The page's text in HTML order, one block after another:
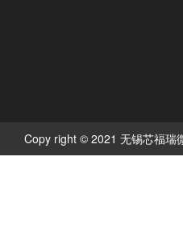
Copy right © 2021 无锡芯福瑞